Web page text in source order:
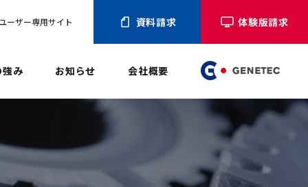
ーザー専用サイト 資料請求 体験版請求
強み お知らせ 会社概要